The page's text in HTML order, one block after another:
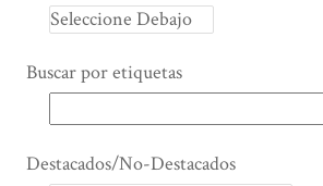
Buscar por etiquetas
Destacados/No-Destacados